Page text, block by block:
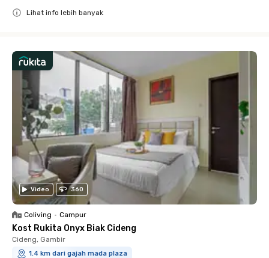
Lihat info lebih banyak
Video 360
Coliving • Campur
Kost Rukita Onyx Biak Cideng
Cideng, Gambir
1.4 km dari gajah mada plaza